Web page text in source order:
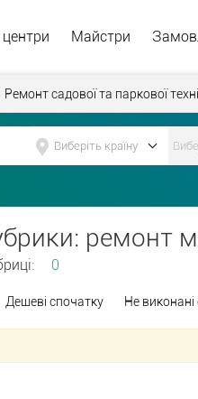
центри Майстри
Ремонт садової та паркової
ремонт
0
Дешеві спочатку Не